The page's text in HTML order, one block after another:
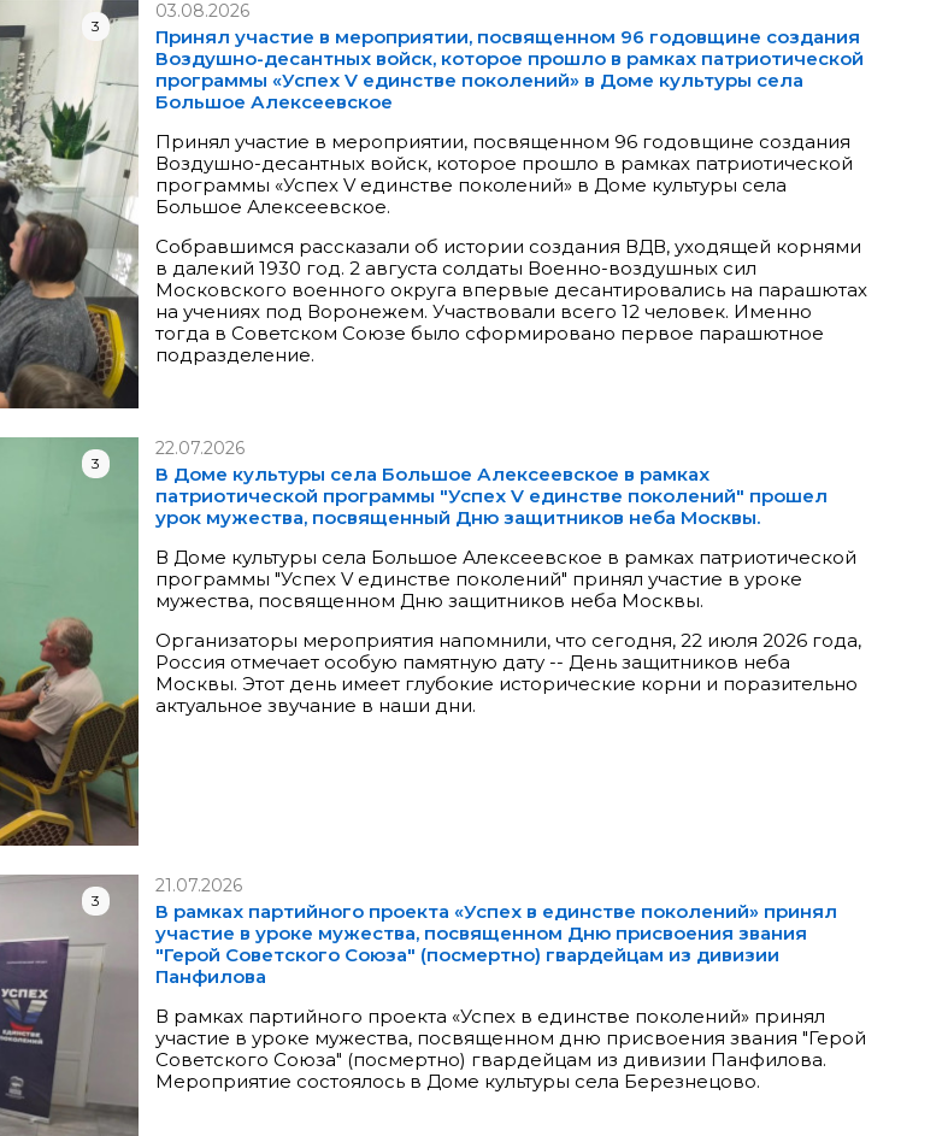
3
03.08.2026
Принял участие в мероприятии, посвященном 96 годовщине создания
Воздушно-десантных войск, которое прошло в рамках патриотической
программы «Успех V единстве поколений» в Доме культуры села
Большое Алексеевское
Принял участие в мероприятии, посвященном 96 годовщине создания
Воздушно-десантных войск, которое прошло в рамках патриотической
программы «Успех V единстве поколений» в Доме культуры села
Большое Алексеевское.
Собравшимся рассказали об истории создания ВДВ, уходящей корнями
в далекий 1930 год. 2 августа солдаты Военно-воздушных сил
Московского военного округа впервые десантировались на парашютах
на учениях под Воронежем. Участвовали всего 12 человек. Именно
тогда в Советском Союзе было сформировано первое парашютное
подразделение.
3
22.07.2026
В Доме культуры села Большое Алексеевское в рамках
патриотической программы "Успех V единстве поколений" прошел
урок мужества, посвященный Дню защитников неба Москвы.
В Доме культуры села Большое Алексеевское в рамках патриотической
программы "Успех V единстве поколений" принял участие в уроке
мужества, посвященном Дню защитников неба Москвы.
Организаторы мероприятия напомнили, что сегодня, 22 июля 2026 года,
Россия отмечает особую памятную дату -- День защитников неба
Москвы. Этот день имеет глубокие исторические корни и поразительно
актуальное звучание в наши дни.
3
21.07.2026
В рамках партийного проекта «Успех в единстве поколений» принял
участие в уроке мужества, посвященном Дню присвоения звания
"Герой Советского Союза" (посмертно) гвардейцам из дивизии
Панфилова
В рамках партийного проекта «Успех в единстве поколений» принял
участие в уроке мужества, посвященном дню присвоения звания "Герой
Советского Союза" (посмертно) гвардейцам из дивизии Панфилова.
Мероприятие состоялось в Доме культуры села Березнецово.